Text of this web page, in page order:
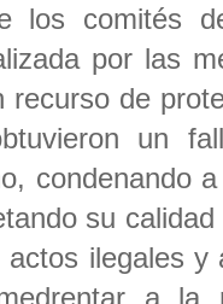
los comités
por las
recurso de
un
condenando
su
ilegales
a la